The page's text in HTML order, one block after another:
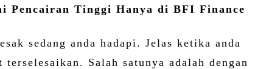
Pencairan Tinggi Hanya di BFI Finance
sedang anda hadapi. Jelas ketika anda
Salah satunya adalah dengan